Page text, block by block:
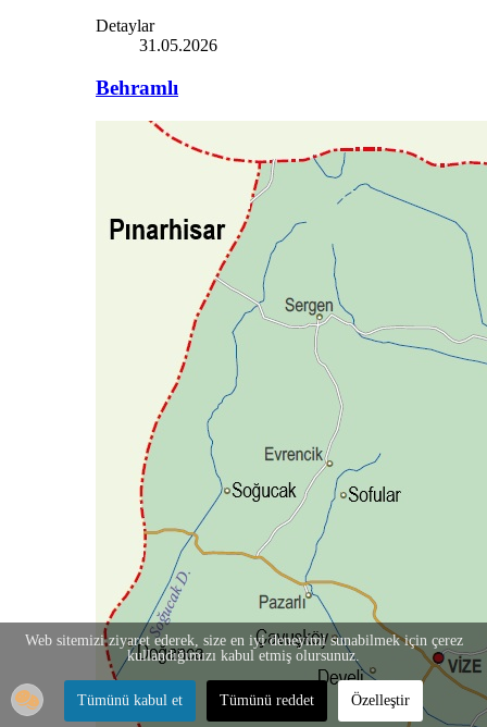
Detaylar
31.05.2026
Behramlı
Web sitemizi ziyaret ederek, size en iyi deneyimi sunabilmek için çerez
kullandığımızı kabul etmiş olursunuz.
Tümünü kabul et Tümünü reddet Özelleştir